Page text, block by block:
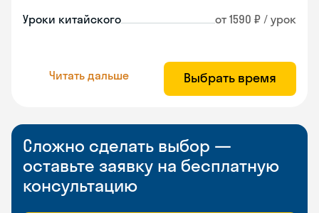
Уроки китайского от 1590 ₽ / урок
Читать дальше Выбрать время
Сложно сделать выбор —
оставьте заявку на бесплатную
консультацию